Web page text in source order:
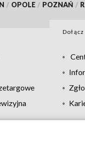
/ OPOLE / POZNAŃ /